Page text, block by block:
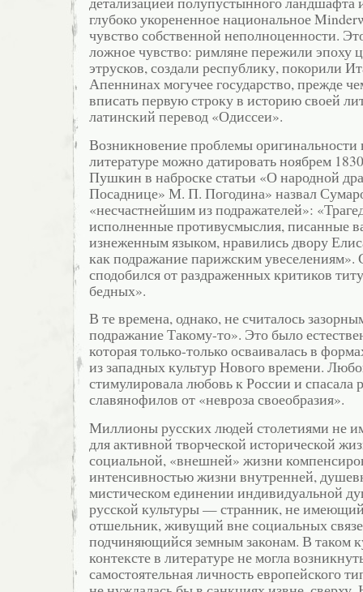
глубоко укорененное национальное
чувство собственной неполноценности.
ложное чувство: римляне пережили эпоху
этрусков, создали республику, покорили
Апеннинах могучее государство, прежде
вписать первую строку в историю своей
латинский перевод «Одиссеи».
Возникновение проблемы оригинальности
литературе можно датировать ноябрем 1830
Пушкин в наброске статьи «О народной
Посаднице» М. П. Погодина» назвал
«несчастнейшим из подражателей»:
исполненные противусмыслия, писанные
изнеженным языком, нравились двору
как подражание парижским
сподобился от раздраженных критиков
бедных».
В те времена, однако, не считалось
подражание Такому-то». Это было
которая только-только осваивалась в
из западных культур Нового времени.
стимулировала любовь к России и спасала
славянофилов от «невроза своеобразия».
Миллионы русских людей столетиями не
для активной творческой исторической
социальной, «внешней» жизни
интенсивностью жизни внутренней,
мистическом единении индивидуальной
русской культуры — странник, не
отшельник, живущий вне социальных
подчиняющийся земным законам. В таком
контексте в литературе не могла
самостоятельная личность европейского